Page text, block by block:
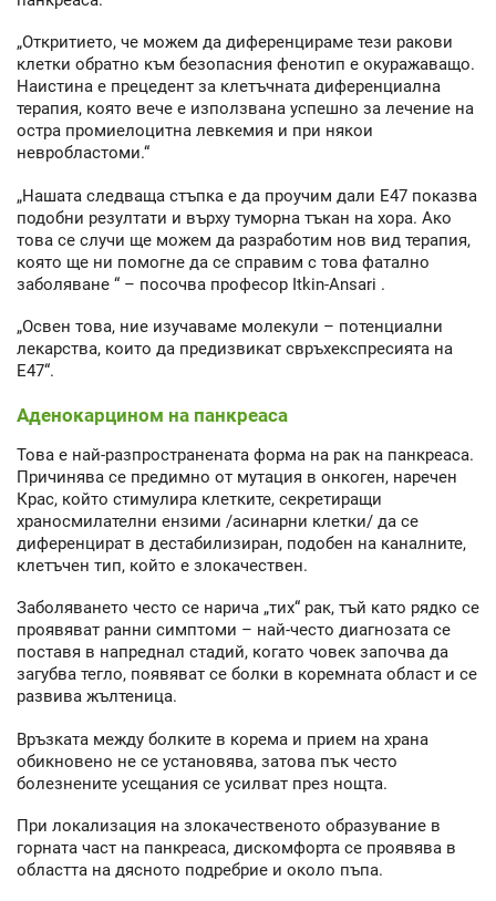
„Откритието, че можем да диференцираме тези ракови
клетки обратно към безопасния фенотип е окуражаващо.
Наистина е прецедент за клетъчната диференциална
терапия, която вече е използвана успешно за лечение на
остра промиелоцитна левкемия и при някои
невробластоми.“
„Нашата следваща стъпка е да проучим дали Е47 показва
подобни резултати и върху туморна тъкан на хора. Ако
това се случи ще можем да разработим нов вид терапия,
която ще ни помогне да се справим с това фатално
заболяване “ – посочва професор Itkin-Ansari .
„Освен това, ние изучаваме молекули – потенциални
лекарства, които да предизвикат свръхекспресията на
Е47“.
Аденокарцином на панкреаса
Това е най-разпространената форма на рак на панкреаса.
Причинява се предимно от мутация в онкоген, наречен
Крас, който стимулира клетките, секретиращи
храносмилателни ензими /асинарни клетки/ да се
диференцират в дестабилизиран, подобен на каналните,
клетъчен тип, който е злокачествен.
Заболяването често се нарича „тих“ рак, тъй като рядко се
проявяват ранни симптоми – най-често диагнозата се
поставя в напреднал стадий, когато човек започва да
загубва тегло, появяват се болки в коремната област и се
развива жълтеница.
Връзката между болките в корема и прием на храна
обикновено не се установява, затова пък често
болезнените усещания се усилват през нощта.
При локализация на злокачественото образувание в
горната част на панкреаса, дискомфорта се проявява в
областта на дясното подребрие и около пъпа.